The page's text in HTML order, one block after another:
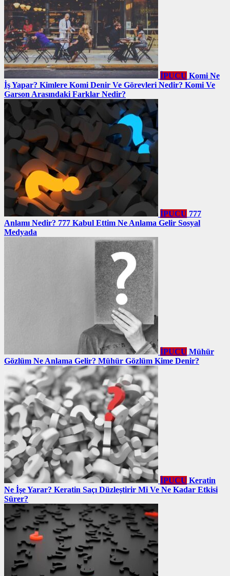
İPUCU Komi Ne
İş Yapar? Kimlere Komi Denir Ve Görevleri Nedir? Komi Ve
Garson Arasındaki Farklar Nedir?
İPUCU 777
Anlamı Nedir? 777 Kabul Ettim Ne Anlama Gelir Sosyal
Medyada
İPUCU Mühür
Gözlüm Ne Anlama Gelir? Mühür Gözlüm Kime Denir?
İPUCU Keratin
Ne İşe Yarar? Keratin Saçı Düzleştirir Mi Ve Ne Kadar Etkisi
Sürer?